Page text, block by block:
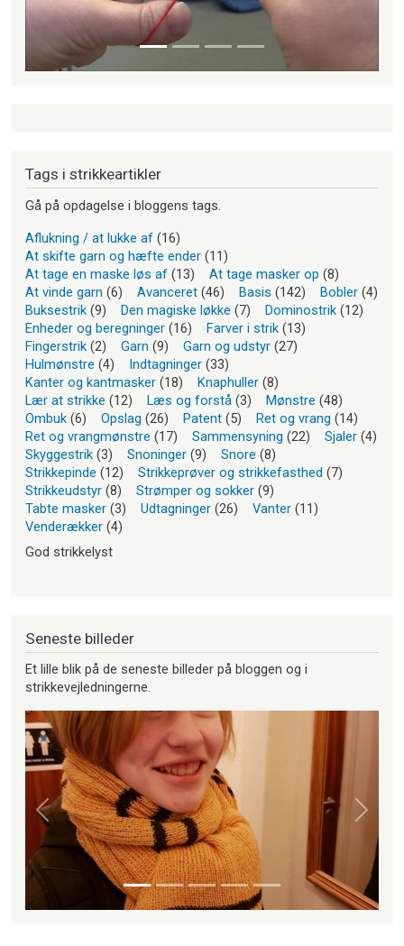
Tags i strikkeartikler
Gå på opdagelse i bloggens tags.
Aflukning / at lukke af (16)
At skifte garn og hæfte ender (11)
At tage en maske løs af (13) At tage masker op (8)
At vinde garn (6) Avanceret (46) Basis (142) Bobler (4)
Buksestrik (9) Den magiske løkke (7) Dominostrik (12)
Enheder og beregninger (16) Farver i strik (13)
Fingerstrik (2) Garn (9) Garn og udstyr (27)
Hulmønstre (4) Indtagninger (33)
Kanter og kantmasker (18) Knaphuller (8)
Lær at strikke (12) Læs og forstå (3) Mønstre (48)
Ombuk (6) Opslag (26) Patent (5) Ret og vrang (14)
Ret og vrangmønstre (17) Sammensyning (22) Sjaler (4)
Skyggestrik (3) Snoninger (9) Snore (8)
Strikkepinde (12) Strikkeprøver og strikkefasthed (7)
Strikkeudstyr (8) Strømper og sokker (9)
Tabte masker (3) Udtagninger (26) Vanter (11)
Venderækker (4)
God strikkelyst
Seneste billeder
Et lille blik på de seneste billeder på bloggen og i
strikkevejledningerne.
Forrige Næste